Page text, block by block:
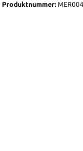
Produktnummer: